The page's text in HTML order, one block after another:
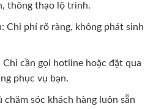
thông thạo lộ trình.
Chi phí rõ ràng, không phát sinh
cần gọi hotline hoặc đặt qua
phục vụ bạn.
sóc khách hàng luôn sẵn